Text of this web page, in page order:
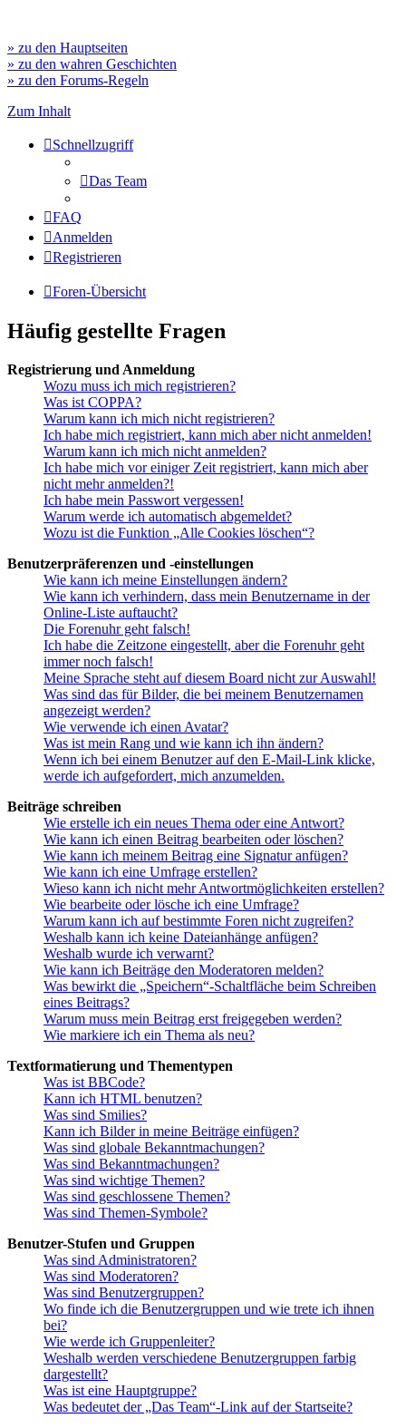
» zu den Hauptseiten
» zu den wahren Geschichten
» zu den Forums-Regeln
Zum Inhalt
Schnellzugriff
Das Team
FAQ
Anmelden
Registrieren
Foren-Übersicht
Häufig gestellte Fragen
Registrierung und Anmeldung
Wozu muss ich mich registrieren?
Was ist COPPA?
Warum kann ich mich nicht registrieren?
Ich habe mich registriert, kann mich aber nicht anmelden!
Warum kann ich mich nicht anmelden?
Ich habe mich vor einiger Zeit registriert, kann mich aber
nicht mehr anmelden?!
Ich habe mein Passwort vergessen!
Warum werde ich automatisch abgemeldet?
Wozu ist die Funktion „Alle Cookies löschen“?
Benutzerpräferenzen und -einstellungen
Wie kann ich meine Einstellungen ändern?
Wie kann ich verhindern, dass mein Benutzername in der
Online-Liste auftaucht?
Die Forenuhr geht falsch!
Ich habe die Zeitzone eingestellt, aber die Forenuhr geht
immer noch falsch!
Meine Sprache steht auf diesem Board nicht zur Auswahl!
Was sind das für Bilder, die bei meinem Benutzernamen
angezeigt werden?
Wie verwende ich einen Avatar?
Was ist mein Rang und wie kann ich ihn ändern?
Wenn ich bei einem Benutzer auf den E-Mail-Link klicke,
werde ich aufgefordert, mich anzumelden.
Beiträge schreiben
Wie erstelle ich ein neues Thema oder eine Antwort?
Wie kann ich einen Beitrag bearbeiten oder löschen?
Wie kann ich meinem Beitrag eine Signatur anfügen?
Wie kann ich eine Umfrage erstellen?
Wieso kann ich nicht mehr Antwortmöglichkeiten erstellen?
Wie bearbeite oder lösche ich eine Umfrage?
Warum kann ich auf bestimmte Foren nicht zugreifen?
Weshalb kann ich keine Dateianhänge anfügen?
Weshalb wurde ich verwarnt?
Wie kann ich Beiträge den Moderatoren melden?
Was bewirkt die „Speichern“-Schaltfläche beim Schreiben
eines Beitrags?
Warum muss mein Beitrag erst freigegeben werden?
Wie markiere ich ein Thema als neu?
Textformatierung und Thementypen
Was ist BBCode?
Kann ich HTML benutzen?
Was sind Smilies?
Kann ich Bilder in meine Beiträge einfügen?
Was sind globale Bekanntmachungen?
Was sind Bekanntmachungen?
Was sind wichtige Themen?
Was sind geschlossene Themen?
Was sind Themen-Symbole?
Benutzer-Stufen und Gruppen
Was sind Administratoren?
Was sind Moderatoren?
Was sind Benutzergruppen?
Wo finde ich die Benutzergruppen und wie trete ich ihnen
bei?
Wie werde ich Gruppenleiter?
Weshalb werden verschiedene Benutzergruppen farbig
dargestellt?
Was ist eine Hauptgruppe?
Was bedeutet der „Das Team“-Link auf der Startseite?